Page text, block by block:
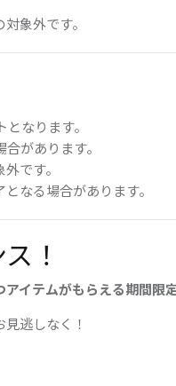
象外です。
なります。
があります。
です。
なる場合があります。
！
アイテムがもらえる期間限
逃しなく！